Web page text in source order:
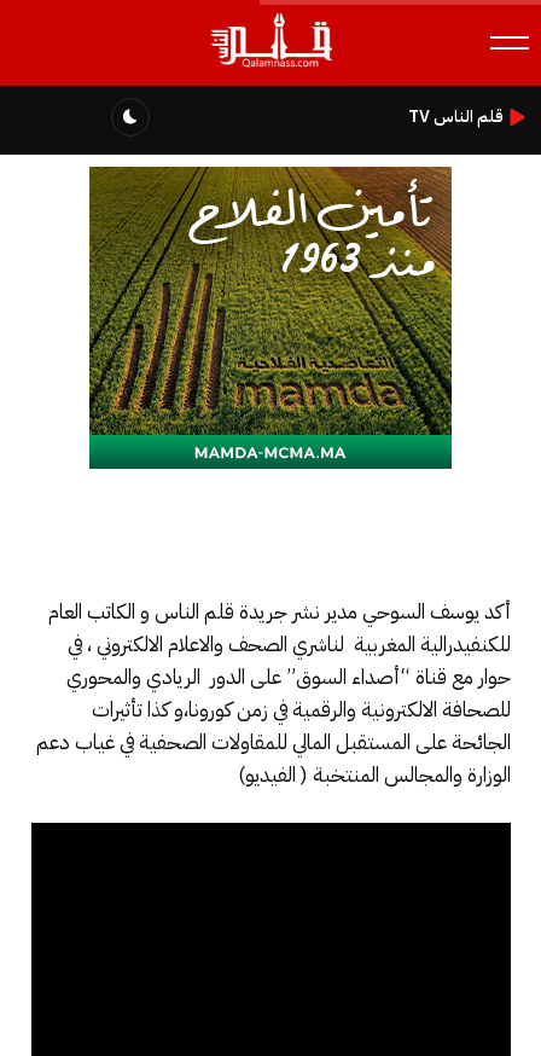
قلم الناس TV
أكد يوسف السوحي مدير نشر جريدة قلم الناس و الكاتب العام
للكنفيدرالية المغربية لناشري الصحف والاعلام الالكتروني ، في
حوار مع قناة “أصداء السوق” على الدور الريادي والمحوري
للصحافة الالكترونية والرقمية في زمن كورونا،و كذا تأثيرات
الجائحة على المستقبل المالي للمقاولات الصحفية في غياب دعم
الوزارة والمجالس المنتخبة ( الفيديو)